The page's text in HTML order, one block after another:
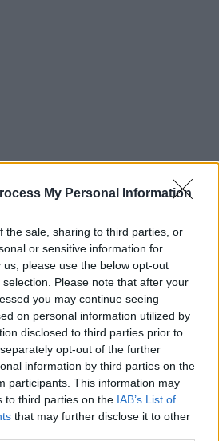
My Personal Information
the sale, sharing to third parties, or
or sensitive information for
please use the below opt-out
Please note that after your
you may continue seeing
on personal information utilized by
disclosed to third parties prior to
opt-out of the further
information by third parties on the
participants. This information may
to third parties on the IAB’s List of
that may further disclose it to other
Πάνος Σκουρλέτης,
στο κόμμα της
και έκανε λόγο για
υπογραμμίζοντας μεταξύ
για τη συνολική εικόνα του
οποία συνεχίζεται και μετά